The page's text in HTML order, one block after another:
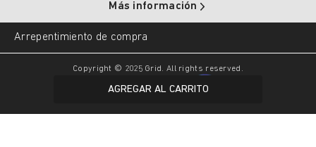
AGREGAR AL CARRITO
Más información
Arrepentimiento de compra
Copyright © 2025 Grid. All rights reserved.